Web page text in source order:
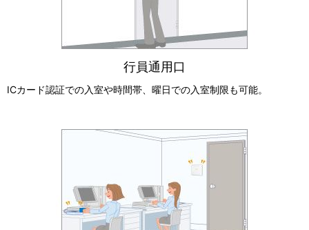
ICカード認証での入室や時間帯、曜日での入室制限も可能。
行員通用口